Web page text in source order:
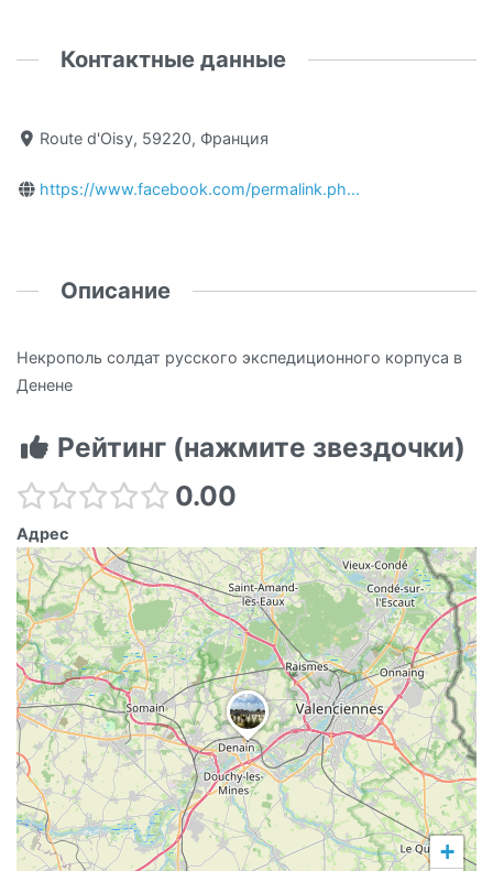
Контактные данные
Route d'Oisy, 59220, Франция
https://www.facebook.com/permalink.ph...
Описание
Некрополь солдат русского экспедиционного корпуса в
Денене
Рейтинг (нажмите звездочки)
0.00
Адрес
+